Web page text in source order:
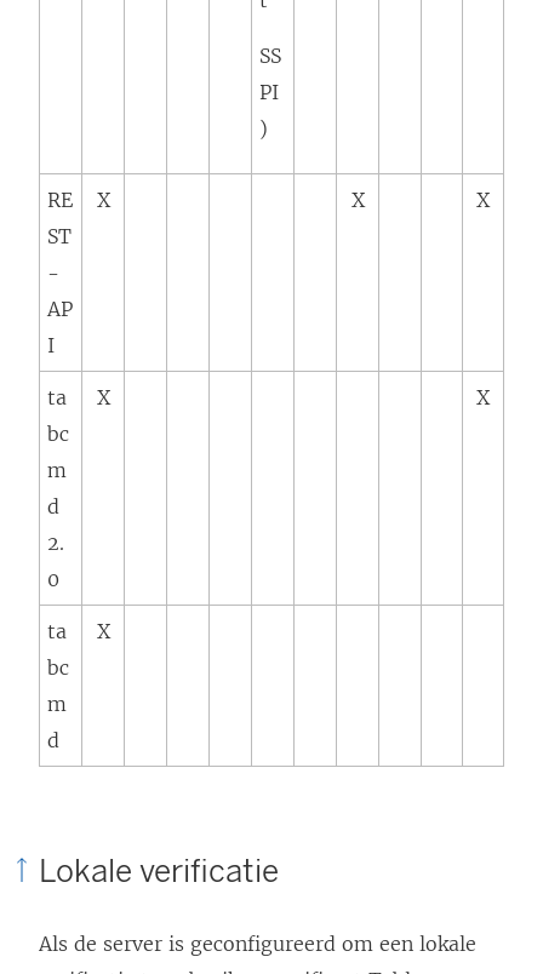
SS
PI
)
RE
ST
-
AP
I
X X X
ta
bc
m
d
2.
0
X X
ta
bc
m
d
X
Lokale verificatie
Als de server is geconfigureerd om een lokale